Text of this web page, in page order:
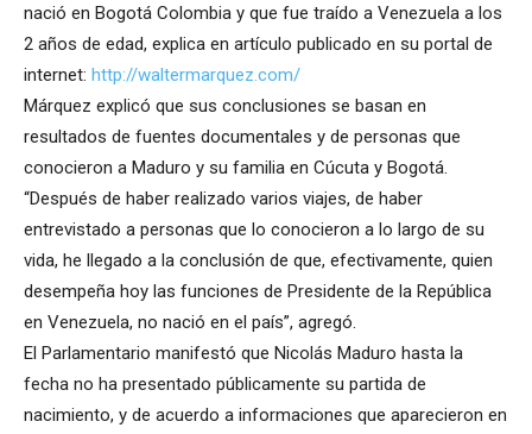
nació en Bogotá Colombia y que fue traído a Venezuela a los
2 años de edad, explica en artículo publicado en su portal de
internet: http://waltermarquez.com/
Márquez explicó que sus conclusiones se basan en
resultados de fuentes documentales y de personas que
conocieron a Maduro y su familia en Cúcuta y Bogotá.
“Después de haber realizado varios viajes, de haber
entrevistado a personas que lo conocieron a lo largo de su
vida, he llegado a la conclusión de que, efectivamente, quien
desempeña hoy las funciones de Presidente de la República
en Venezuela, no nació en el país”, agregó.
El Parlamentario manifestó que Nicolás Maduro hasta la
fecha no ha presentado públicamente su partida de
nacimiento, y de acuerdo a informaciones que aparecieron en